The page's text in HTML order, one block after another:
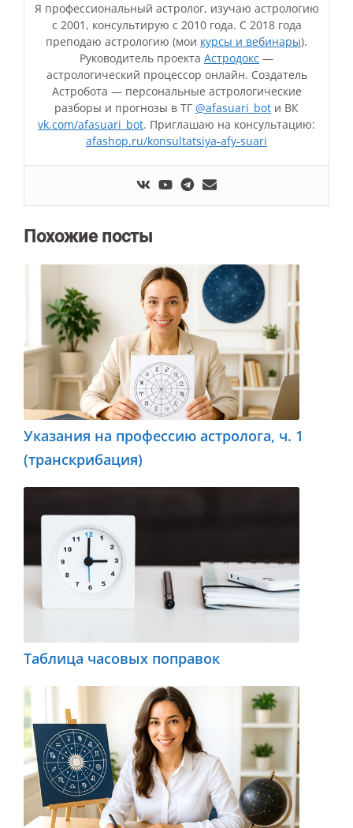
Я профессиональный астролог, изучаю астрологию
с 2001, консультирую с 2010 года. С 2018 года
преподаю астрологию (мои курсы и вебинары).
Руководитель проекта Астродокс —
астрологический процессор онлайн. Создатель
Астробота — персональные астрологические
разборы и прогнозы в ТГ @afasuari_bot и ВК
vk.com/afasuari_bot. Приглашаю на консультацию:
afashop.ru/konsultatsiya-afy-suari
Похожие посты
Указания на профессию астролога, ч. 1
(транскрибация)
Таблица часовых поправок